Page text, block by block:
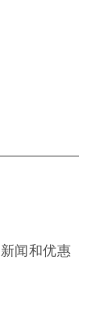
闻和优惠